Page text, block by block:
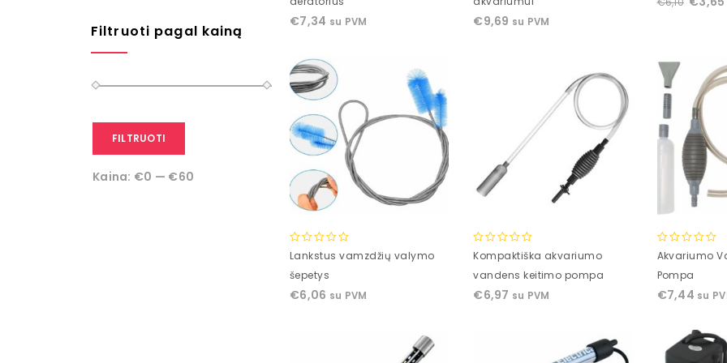
of
5
€7,34 su PVM
of
5
€9,69 su PVM
of
0
of
5
Lankstus vamzdžių valymo
šepetys
€6,06 su PVM
0
of
5
Kompaktiška akvariumo
vandens keitimo pompa
€6,97 su PVM
0
of
5
Akvariumo
Pompa
€7,44 su
Filtruoti pagal kainą
FILTRUOTI
Kaina: €0 — €60